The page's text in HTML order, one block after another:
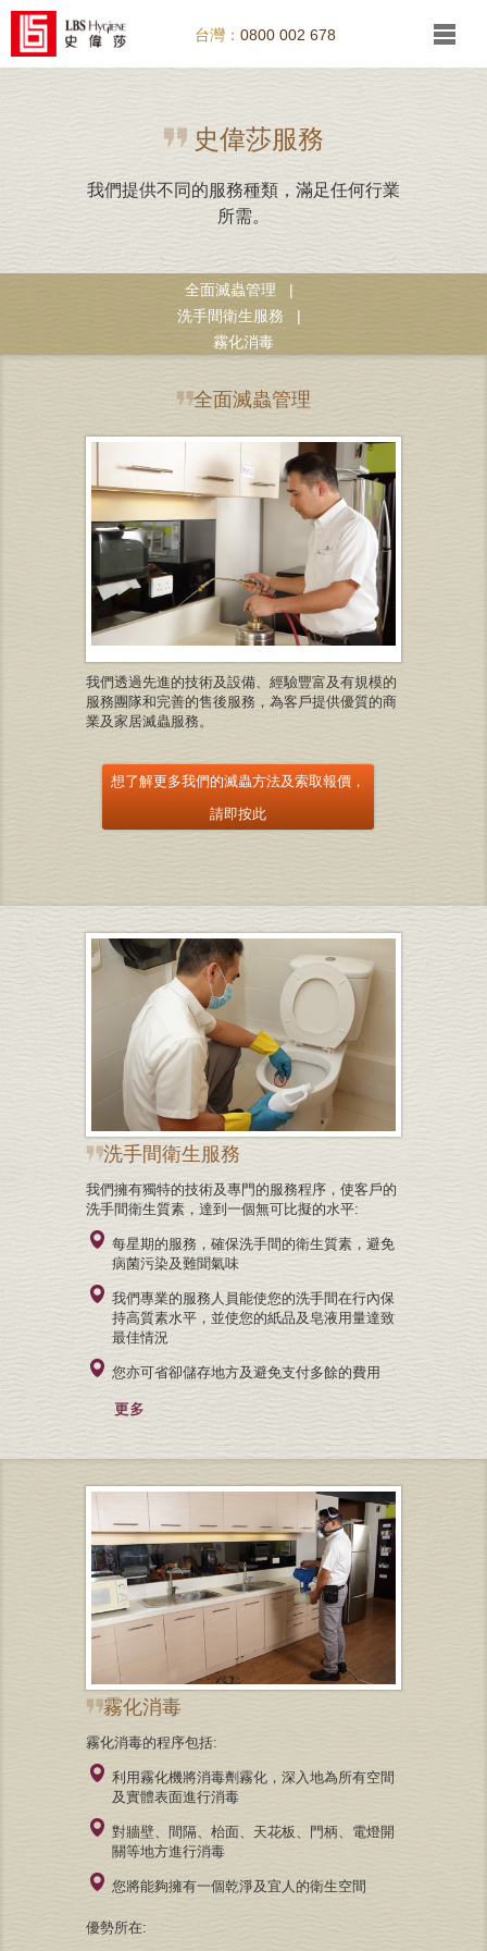
台灣：0800 002 678
史偉莎服務
我們提供不同的服務種類，滿足任何行業
所需。
全面滅蟲管理 |
洗手間衛生服務 |
霧化消毒
全面滅蟲管理
我們透過先進的技術及設備、經驗豐富及有規模的
服務團隊和完善的售後服務，為客戶提供優質的商
業及家居滅蟲服務。
想了解更多我們的滅蟲方法及索取報價，
請即按此
洗手間衛生服務
我們擁有獨特的技術及專門的服務程序，使客戶的
洗手間衛生質素，達到一個無可比擬的水平:
每星期的服務，確保洗手間的衛生質素，避免
病菌污染及難聞氣味
我們專業的服務人員能使您的洗手間在行內保
持高質素水平，並使您的紙品及皂液用量達致
最佳情況
您亦可省卻儲存地方及避免支付多餘的費用
霧化消毒
霧化消毒的程序包括:
利用霧化機將消毒劑霧化，深入地為所有空間
及實體表面進行消毒
對牆壁、間隔、枱面、天花板、門柄、電燈開
關等地方進行消毒
您將能夠擁有一個乾淨及宜人的衛生空間
優勢所在: